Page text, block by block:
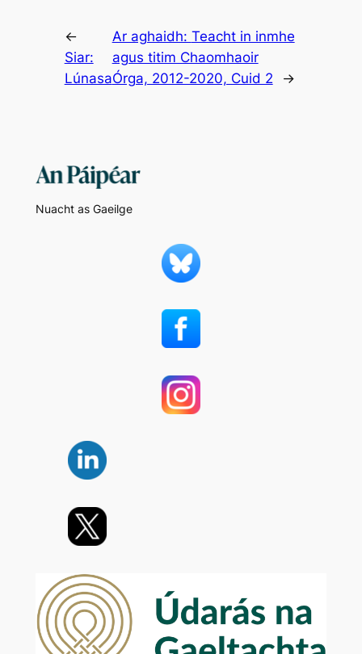
←
Siar:
Lúnasa
Ar aghaidh: Teacht in inmhe
agus titim Chaomhaoir
Órga, 2012-2020, Cuid 2
→
Nuacht as Gaeilge